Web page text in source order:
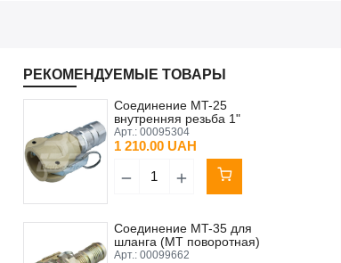
РЕКОМЕНДУЕМЫЕ ТОВАРЫ
Соединение MT-25
внутренняя резьба 1"
алюминий/пластик
поворотная
Арт.: 00095304
1 210.00 UAH
Соединение MT-35 для
шланга (MT поворотная)
LUDECKE
Арт.: 00099662